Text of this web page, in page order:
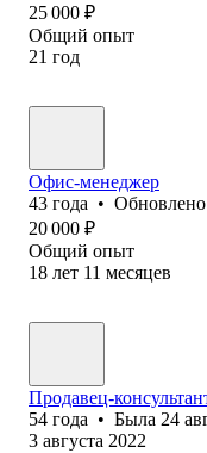
25 000 ₽
Общий опыт
21 год
Офис-менеджер
43 года • Обновлено
20 000 ₽
Общий опыт
18 лет 11 месяцев
Продавец-
54 года • Была 24
3 августа 2022